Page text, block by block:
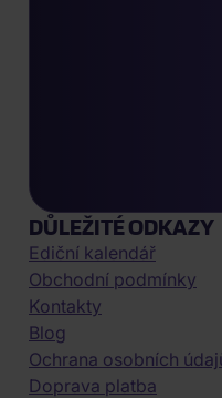
DŮLEŽITÉ ODKAZY
Ediční kalendář
Obchodní podmínky
Kontakty
Blog
Ochrana osobních
Doprava platba